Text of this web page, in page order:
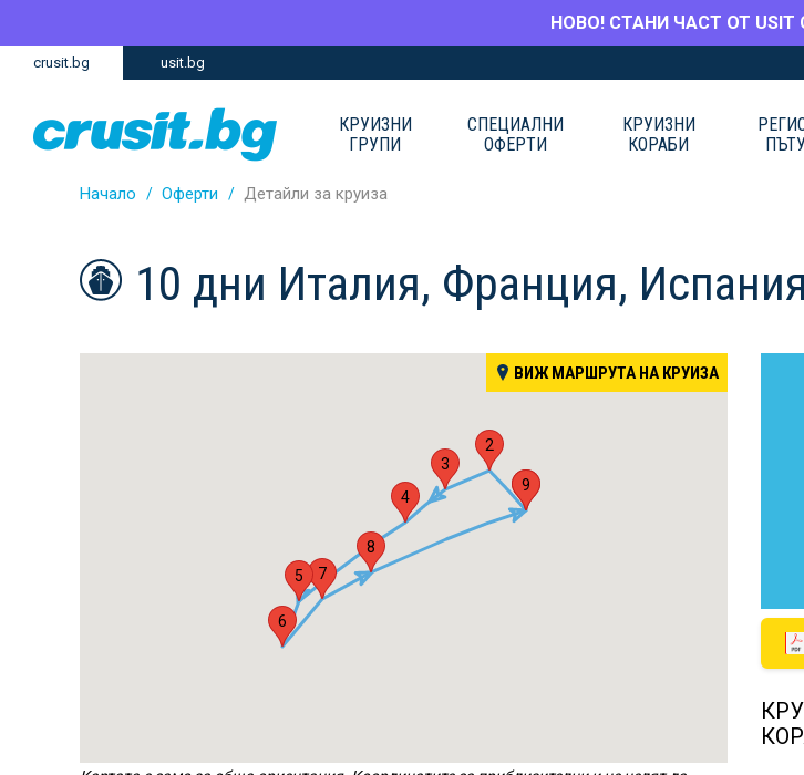
НОВО! СТАНИ ЧАСТ ОТ USIT
Премини
съдържание
Премини
crusit.bg usit.bg
КРУИЗНИ
ГРУПИ
СПЕЦИАЛНИ
ОФЕРТИ
КРУИЗНИ
КОРАБИ
Начало Оферти Детайли за круиза
10 дни Италия, Франция,
1
2
3
4
5
6
7
8
9
ВИЖ МАРШРУТА НА КРУИЗА